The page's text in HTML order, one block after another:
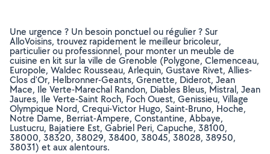
Une urgence ? Un besoin ponctuel ou régulier ? Sur
AlloVoisins, trouvez rapidement le meilleur bricoleur,
particulier ou professionnel, pour monter un meuble de
cuisine en kit sur la ville de Grenoble (Polygone, Clemenceau,
Europole, Waldec Rousseau, Arlequin, Gustave Rivet, Allies-
Clos d'Or, Helbronner-Geants, Grenette, Diderot, Jean
Mace, Ile Verte-Marechal Randon, Diables Bleus, Mistral, Jean
Jaures, Ile Verte-Saint Roch, Foch Ouest, Genissieu, Village
Olympique Nord, Crequi-Victor Hugo, Saint-Bruno, Hoche,
Notre Dame, Berriat-Ampere, Constantine, Abbaye,
Lustucru, Bajatiere Est, Gabriel Peri, Capuche, 38100,
38000, 38320, 38029, 38400, 38045, 38028, 38950,
38031) et aux alentours.